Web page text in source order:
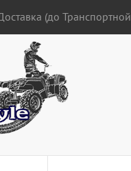
(до